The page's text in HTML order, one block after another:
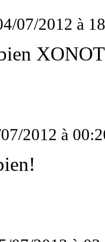
07/2012 à
2012 à